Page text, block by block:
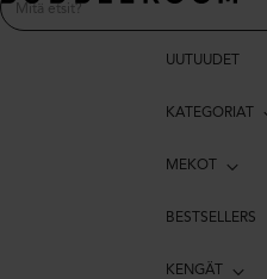
UUTUUDET
KATEGORIAT
MEKOT
BESTSELLERS
KENGÄT